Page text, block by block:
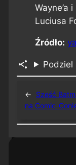
Wayne’a
Luciusa
Źródło:
Podziel
←
Sześć
na Comic-